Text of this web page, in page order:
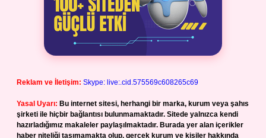
Reklam ve İletişim: Skype: live:.cid.575569c608265c69
Yasal Uyarı: Bu internet sitesi, herhangi bir marka, kurum veya şahıs
şirketi ile hiçbir bağlantısı bulunmamaktadır. Sitede yalnızca kendi
hazırladığımız makaleler paylaşılmaktadır. Burada yer alan içerikler
haber niteliği taşımamakta olup, gerçek kurum ve kişiler hakkında